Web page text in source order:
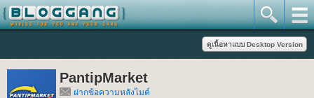
PantipMarket
ฝากข้อความหลังไมค์